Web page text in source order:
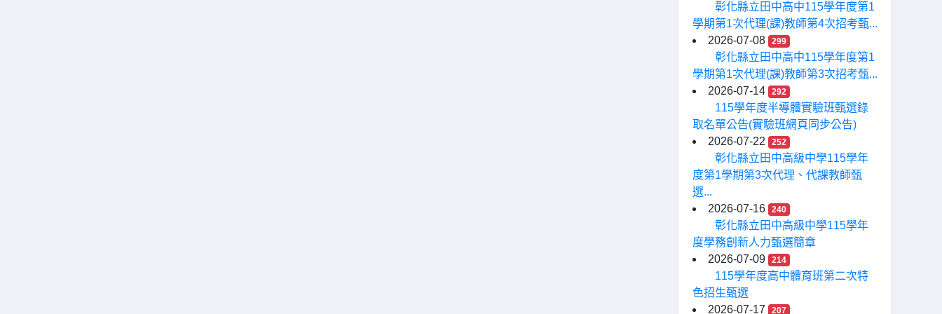
彰化縣立田中高中115學年度第1
學期第1次代理(課)教師第4次招考甄...
2026-07-08
299
彰化縣立田中高中115學年度第1
學期第1次代理(課)教師第3次招考甄...
2026-07-14
292
115學年度半導體實驗班甄選錄
取名單公告(實驗班網頁同步公告)
2026-07-22
252
彰化縣立田中高級中學115學年
度第1學期第3次代理、代課教師甄
選...
2026-07-16
240
彰化縣立田中高級中學115學年
度學務創新人力甄選簡章
2026-07-09
214
115學年度高中體育班第二次特
色招生甄選
2026-07-17
207